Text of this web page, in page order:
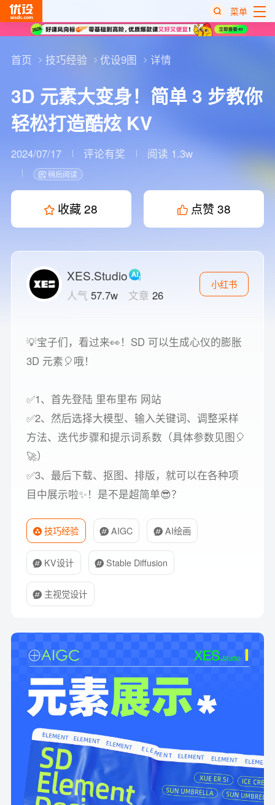
菜单
首页 技巧经验 优设9图 详情
3D 元素大变身！简单 3 步教你
轻松打造酷炫 KV
2024/07/17 评论有奖 阅读 1.3w
稍后阅读
收藏28 点赞 38
💡宝子们，看过来👀！SD 可以生成心仪的膨胀
3D 元素🎈哦！
✅1、首先登陆 里布里布 网站
✅2、然后选择大模型、输入关键词、调整采样
方法、迭代步骤和提示词系数（具体参数见图🎈
🚀）
✅3、最后下载、抠图、排版，就可以在各种项
目中展示啦✨！是不是超简单😎？
技巧经验 AIGC AI绘画
KV设计 Stable Diffusion
主视觉设计
XES.Studio
人气 57.7w 文章 26
小红书